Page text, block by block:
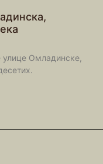
улице Омладинске,